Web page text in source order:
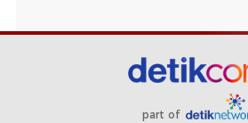
part of